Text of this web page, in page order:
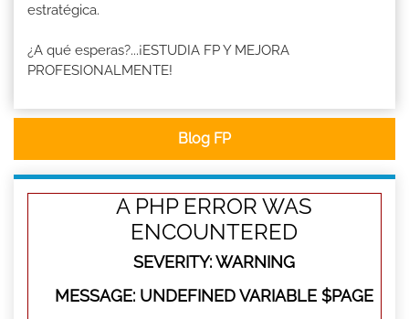
estratégica.
¿A qué esperas?...¡ESTUDIA FP Y MEJORA
PROFESIONALMENTE!
Blog FP
A PHP ERROR WAS
ENCOUNTERED
SEVERITY: WARNING
MESSAGE: UNDEFINED VARIABLE $PAGE